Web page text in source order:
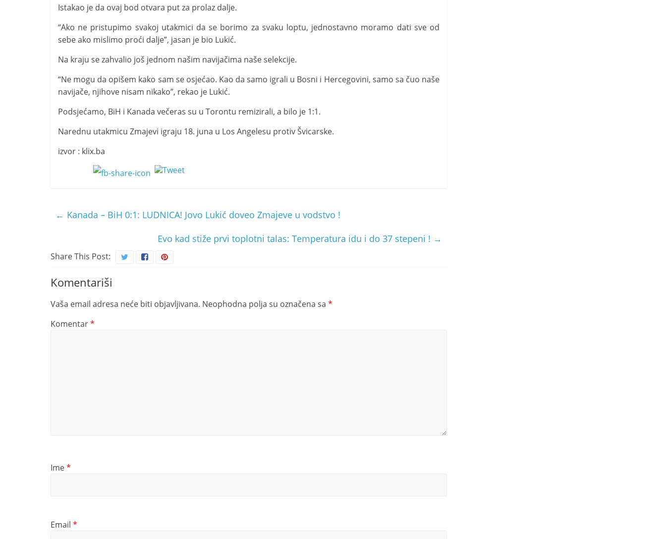
Istakao je da ovaj bod otvara put za prolaz dalje.
“Ako ne pristupimo svakoj utakmici da se borimo za svaku loptu, jednostavno moramo dati sve od
sebe ako mislimo proći dalje”, jasan je bio Lukić.
Na kraju se zahvalio još jednom našim navijačima naše selekcije.
“Ne mogu da opišem kako sam se osjećao. Kao da samo igrali u Bosni i Hercegovini, samo sa čuo naše
navijače, njihove nisam nikako”, rekao je Lukić.
Podsjećamo, BiH i Kanada večeras su u Torontu remizirali, a bilo je 1:1.
Narednu utakmicu Zmajevi igraju 18. juna u Los Angelesu protiv Švicarske.
izvor : klix.ba
← Kanada – BiH 0:1: LUDNICA! Jovo Lukić doveo Zmajeve u vodstvo !
Evo kad stiže prvi toplotni talas: Temperatura idu i do 37 stepeni ! →
Share This Post:
Komentariši
Vaša email adresa neće biti objavljivana. Neophodna polja su označena sa *
Komentar*
Ime*
Email *